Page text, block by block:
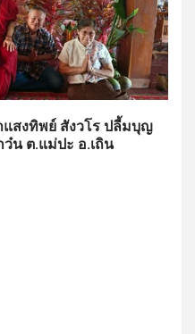
สงทิพย์ สังวโร ปลี้มบุญ
น ต.แม่ปะ อ.เถิน